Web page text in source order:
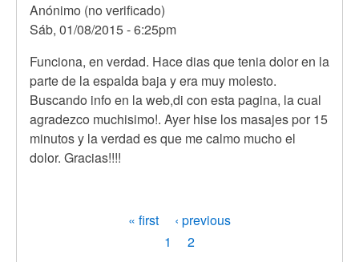
Anónimo (no verificado)
Sáb, 01/08/2015 - 6:25pm
Funciona, en verdad. Hace dias que tenia dolor en la
parte de la espalda baja y era muy molesto.
Buscando info en la web,di con esta pagina, la cual
agradezco muchisimo!. Ayer hise los masajes por 15
minutos y la verdad es que me calmo mucho el
dolor. Gracias!!!!
Primera
página
« first
Página
anterior
‹ previous
Page
1
Página
2